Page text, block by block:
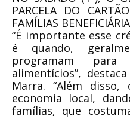
PARCELA DO
FAMÍLIAS
“É importante esse
é quando,
programam
alimentícios”,
Marra. “Além
economia local,
famílias, que